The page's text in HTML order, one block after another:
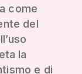
come
del
la
e di